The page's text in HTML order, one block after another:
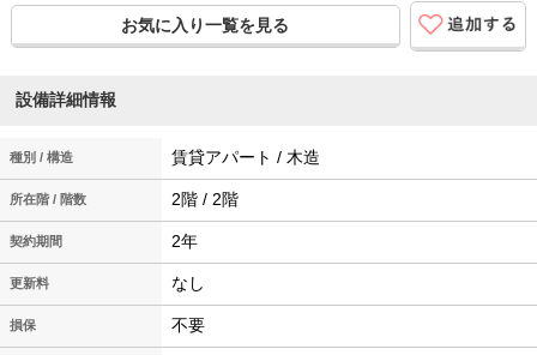
お気に入り一覧を見る
設備詳細情報
種別 / 構造 賃貸アパート / 木造
所在階 / 階数 2階 / 2階
契約期間 2年
更新料 なし
損保 不要